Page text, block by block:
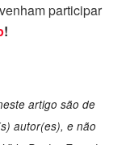
participar
!
artigo são de
autor(es), e não